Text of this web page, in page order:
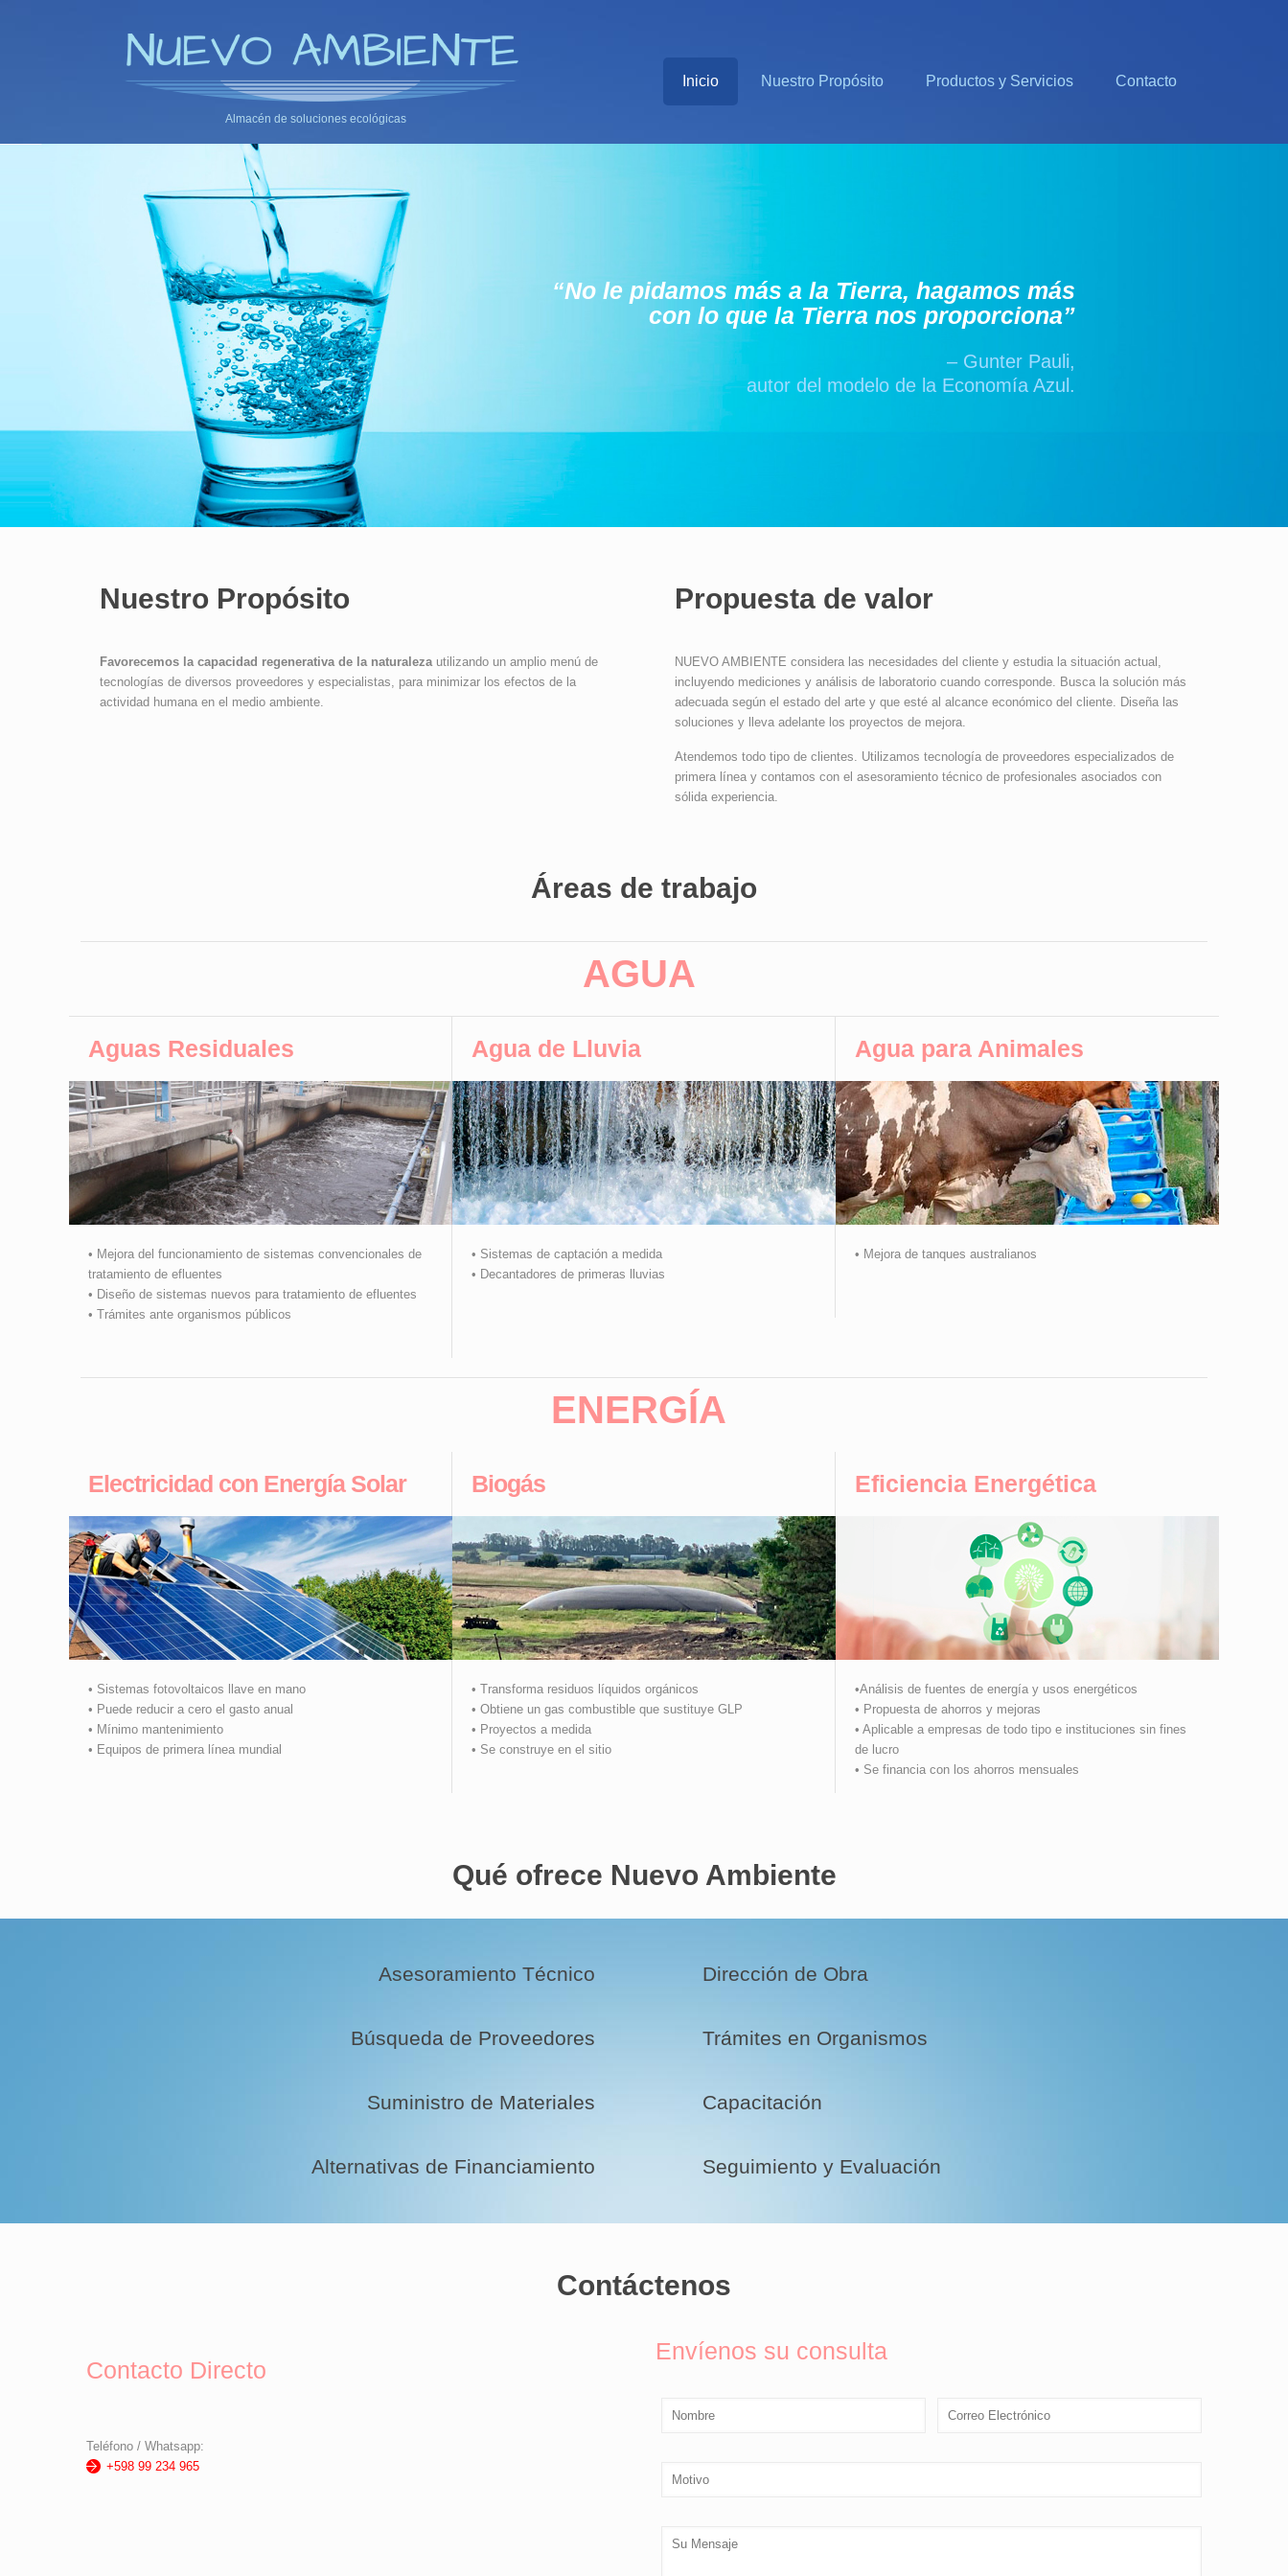
Almacén de soluciones ecológicas
Inicio Nuestro Propósito Productos y Servicios Contacto
“No le pidamos más a la Tierra, hagamos más
con lo que la Tierra nos proporciona”
– Gunter Pauli,
autor del modelo de la Economía Azul.
Nuestro Propósito
Favorecemos la capacidad regenerativa de la naturalezautilizando un amplio menú de
tecnologías de diversos proveedores y especialistas, para minimizar los efectos de la
actividad humana en el medio ambiente.
Propuesta de valor
NUEVO AMBIENTE considera las necesidades del cliente y estudia la situación actual,
incluyendo mediciones y análisis de laboratorio cuando corresponde. Busca la solución más
adecuada según el estado del arte y que esté al alcance económico del cliente. Diseña las
soluciones y lleva adelante los proyectos de mejora.
Atendemos todo tipo de clientes. Utilizamos tecnología de proveedores especializados de
primera línea y contamos con el asesoramiento técnico de profesionales asociados con
sólida experiencia.
Áreas de trabajo
AGUA
Aguas Residuales
• Mejora del funcionamiento de sistemas convencionales de
tratamiento de efluentes
• Diseño de sistemas nuevos para tratamiento de efluentes
• Trámites ante organismos públicos
Agua de Lluvia
• Sistemas de captación a medida
• Decantadores de primeras lluvias
Agua para Animales
• Mejora de tanques australianos
ENERGÍA
Electricidad con Energía Solar
• Sistemas fotovoltaicos llave en mano
• Puede reducir a cero el gasto anual
• Mínimo mantenimiento
• Equipos de primera línea mundial
Biogás
• Transforma residuos líquidos orgánicos
• Obtiene un gas combustible que sustituye GLP
• Proyectos a medida
• Se construye en el sitio
Eficiencia Energética
•Análisis de fuentes de energía y usos energéticos
• Propuesta de ahorros y mejoras
• Aplicable a empresas de todo tipo e instituciones sin fines
de lucro
• Se financia con los ahorros mensuales
Qué ofrece Nuevo Ambiente
Asesoramiento Técnico
Búsqueda de Proveedores
Suministro de Materiales
Alternativas de Financiamiento
Dirección de Obra
Trámites en Organismos
Capacitación
Seguimiento y Evaluación
Contáctenos
Contacto Directo
Teléfono / Whatsapp:
+598 99 234 965
Envíenos su consulta